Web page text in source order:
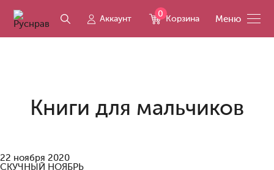
Аккаунт
0
Корзина Меню
Книги для мальчиков
22 ноября 2020
СКУЧНЫЙ НОЯБРЬ